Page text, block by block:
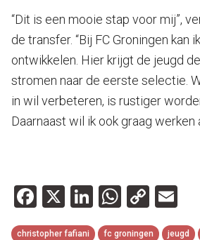
“Dit is een mooie stap voor mij”,
de transfer. “Bij FC Groningen kan
ontwikkelen. Hier krijgt de jeugd
stromen naar de eerste selectie.
in wil verbeteren, is rustiger
Daarnaast wil ik ook graag werken
Facebook
X LinkedIn
Copy
Link
christopher fafiani fc groningen jeugd